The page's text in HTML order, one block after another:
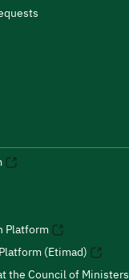
Platform
(Etimad)
the Council of Ministers